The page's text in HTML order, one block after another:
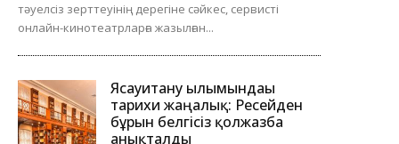
тәуелсіз зерттеуінің дерегіне сәйкес, сервисті
онлайн-кинотеатрларға жазылған...
Ясауитану ғылымындағы
тарихи жаңалық: Ресейден
бұрын белгісіз қолжазба
анықталды